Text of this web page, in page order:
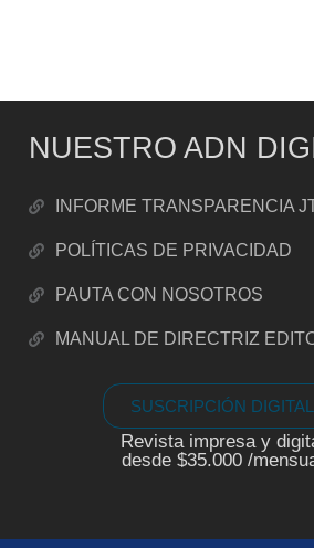
NUESTRO ADN
INFORME TRANSPARENCIA
POLÍTICAS DE PRIVACIDAD
PAUTA CON NOSOTROS
MANUAL DE DIRECTRIZ
SUSCRIPCIÓN DIGITAL
Revista impresa y
desde $35.000 /